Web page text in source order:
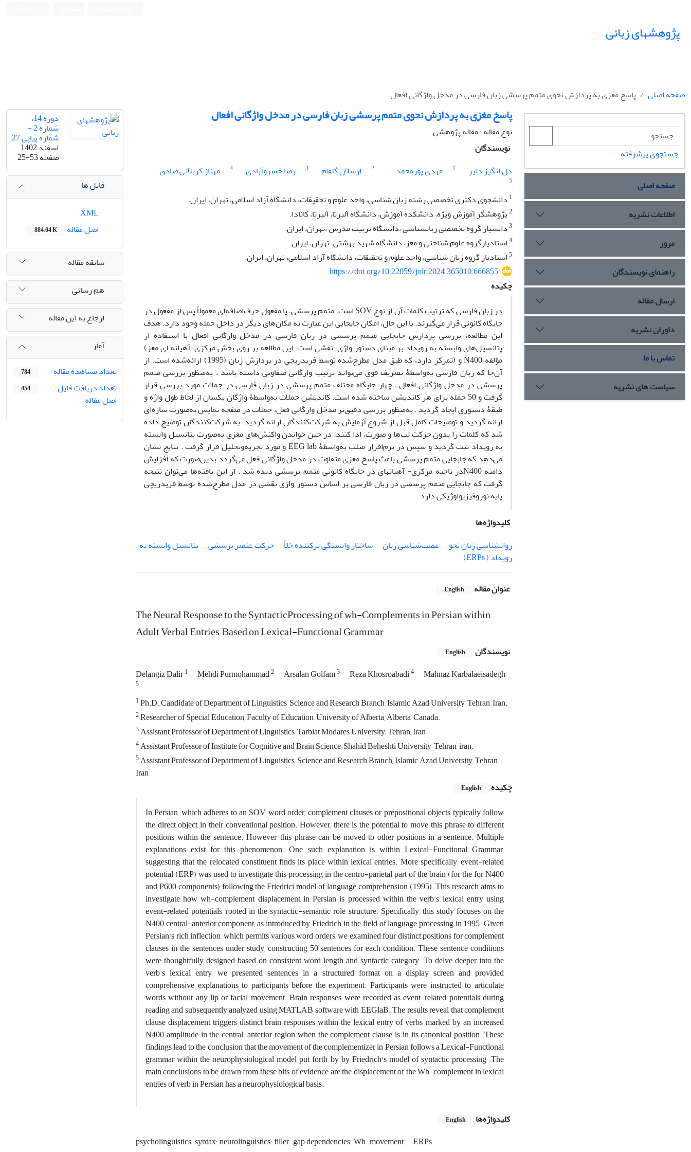
پژوهشهای زبانی
صفحه اصلی پاسخ مغزی به پردازش نحوی متمم پرسشی زبان فارسی در مدخل واژگانی افعال
پاسخ مغزی به پردازش نحوی متمم پرسشی زبان فارسی در مدخل واژگانی افعال
نوع مقاله : مقاله پژوهشی
نویسندگان
دل انگیز دلیر
1 مهدی پورمحمد 2 ارسلان گلفام 3 رضا خسروآبادی 4 مهناز کربلائی صادق
5
1 دانشجوی دکتری تخصصی رشته زبان شناسی، واحد علوم و تحقیقات، دانشگاه آزاد اسلامی، تهران، ایران.
2پژوهشگر آموزش ویژه، دانشکده آموزش، دانشگاه آلبرتا، آلبرتا، کانادا.
3دانشیار گروه تخصصی زبانشناسی ،دانشگاه تربیت مدرس ،تهران، ایران.
4استادیارگروه علوم شناختی و مغز، دانشگاه شهید بهشتی، تهران، ایران.
5استادیار گروه زبان شناسی، واحد علوم و تحقیقات، دانشگاه آزاد اسلامی، تهران، ایران.
https://doi.org/10.22059/jolr.2024.365010.666855
چکیده
در زبان فارسی که ترتیب کلمات آن از نوع SOV است، متمم پرسشی، یا مفعول حرف‌اضافه‌ای معمولاً پس از مفعول در
جایگاه کانونی قرار می‌گیرند. با این حال، امکان جابجایی این عبارت به مکان‌های دیگر در داخل جمله وجود دارد. هدف
این مطالعه، بررسی پردازش جابجایی متمم پرسشی در زبان فارسی در مدخل واژگانی افعال با استفاده از
پتانسیل‌های وابسته به رویداد بر مبنای دستور واژی-نقشی است. این مطالعه بر روی بخش مرکزی-آهیانه ای مغز)
مؤلفه N400 و (تمرکز دارد، که طبق مدل مطرح‌شده توسط فریدریچی در پردازش زبان (1995) ارائه‌شده است. از
آن‌جا که زبان فارسی به‌واسطۀ تصریف قوی می‌تواند ترتیب واژگانی متفاوتی داشته باشد ، به‌منظور بررسی متمم
پرسشی در مدخل واژگانی افعال ، چهار جایگاه مختلف متمم پرسشی در زبان فارسی در جملات مورد بررسی قرار
گرفت و 50 جمله برای هر کاندیشن ساخته شده است. کاندیشن جملات به‌واسطۀ واژگان یکسان از لحاظ طول واژه و
طبقۀ دستوری ایجاد گردید . به‌منظور بررسی دقیق‌تر مدخل واژگانی فعل، جملات در صفحه نمایش به‌صورت سازه‌ای
ارائه گردید و توضیحات کامل قبل از شروع آزمایش به شرکت‌کنندگان ارائه گردید. به شرکت‌کنندگان توضیح داده
شد که کلمات را بدون حرکت لب‌ها و صورت، ادا کنند. در حین خواندن واکنش‌های مغزی به‌صورت پتانسیل وابسته
به رویداد ثبت گردید و سپس در نرم‌افزار متلب به‌واسطۀ EEG lab و مورد تجزیه‌وتحلیل قرار گرفت . نتایج نشان
می‌دهد که جابجایی متمم پرسشی باعث پاسخ مغزی متفاوت در مدخل واژگانی فعل می‌گردد بدین‌صورت که افزایش
دامنه N400در ناحیه مرکزی- آهیانه­ای در جایگاه کانونی متمم پرسشی دیده شد . از این یافته‌ها می‌توان نتیجه
گرفت که جابجایی متمم پرسشی در زبان فارسی بر اساس دستور واژی نقشی در مدل مطرح‌شده توسط فریدریچی
پایه نوروفیزیولوژیکی دارد
کلیدواژه‌ها
روانشناسی زبان نحو
عصب‌شناسی زبان ساختار وابستگی پرکننده خلأ حرکت عنصر پرسشی
پتانسیل وابسته به
رویداد ( ERPs)
عنوان مقاله English
The Neural Response to the SyntacticProcessing of wh-Complements in Persian within
Adult Verbal Entries, Based on Lexical-Functional Grammar
نویسندگان English
Delangiz Dalir1 Mehdi Purmohammad2 Arsalan Golfam3 Reza Khosroabadi4 Mahnaz Karbalaeisadegh
5
1Ph.D. Candidate of Department of Linguistics, Science and Research Branch, Islamic Azad University, Tehran, Iran.
2Researcher of Special Education, Faculty of Education, University of Alberta, Alberta, Canada.
3Assistant Professor of Department of Linguistics, Tarbiat Modares University, Tehran, Iran
4Assistant Professor of Institute for Cognitive and Brain Science, Shahid Beheshti University, Tehran, iran.
5Assistant Professor of Department of Linguistics, Science and Research Branch, Islamic Azad University, Tehran,
Iran
چکیده
English
In Persian, which adheres to an SOV word order, complement clauses or prepositional objects typically follow
the direct object in their conventional position. However, there is the potential to move this phrase to different
positions within the sentence. However, this phrase can be moved to other positions in a sentence. Multiple
explanations exist for this phenomenon. One such explanation is within Lexical-Functional Grammar,
suggesting that the relocated constituent finds its place within lexical entries. More specifically, event-related
potential (ERP) was used to investigate this processing in the centro-parietal part of the brain (for the for N400
and P600 components) following the Friedrici model of language comprehension (1995). This research aims to
investigate how wh-complement displacement in Persian is processed within the verb's lexical entry using
event-related potentials, rooted in the syntactic-semantic role structure. Specifically, this study focuses on the
N400 central-anterior component, as introduced by Friedrich in the field of language processing in 1995. Given
Persian's rich inflection, which permits various word orders, we examined four distinct positions for complement
clauses in the sentences under study, constructing 50 sentences for each condition. These sentence conditions
were thoughtfully designed based on consistent word length and syntactic category. To delve deeper into the
verb's lexical entry, we presented sentences in a structured format on a display screen and provided
comprehensive explanations to participants before the experiment. Participants were instructed to articulate
words without any lip or facial movement. Brain responses were recorded as event-related potentials during
reading and subsequently analyzed using MATLAB software with EEGlaB. The results reveal that complement
clause displacement triggers distinct brain responses within the lexical entry of verbs, marked by an increased
N400 amplitude in the central-anterior region when the complement clause is in its canonical position. These
findings lead to the conclusion that the movement of the complementizer in Persian follows a Lexical-Functional
grammar within the neurophysiological model put forth by by Friedrich's model of syntactic processing .The
main conclusions to be drawn from these bits of evidence are the displacement of the Wh-complement in lexical
entries of verb in Persian has a neurophysiological basis.
کلیدواژه‌ها English
psycholinguistics؛ syntax؛ neurolinguistics؛ filler-gap dependencies؛ Wh-movement ERPs
دوره 14،
شماره 2 -
شماره پیاپی 27
اسفند 1402
صفحه25-53
فایل ها
اصل مقاله
884.04 K
سابقه مقاله
هم رسانی
ارجاع به این مقاله
آمار
تعداد مشاهده مقاله
784
تعداد دریافت فایل
اصل مقاله
454
جستجوی پیشرفته
صفحه اصلی
اطلاعات نشریه
مرور
راهنمای نویسندگان
ارسال مقاله
داوران نشریه
تماس با ما
سیاست های نشریه